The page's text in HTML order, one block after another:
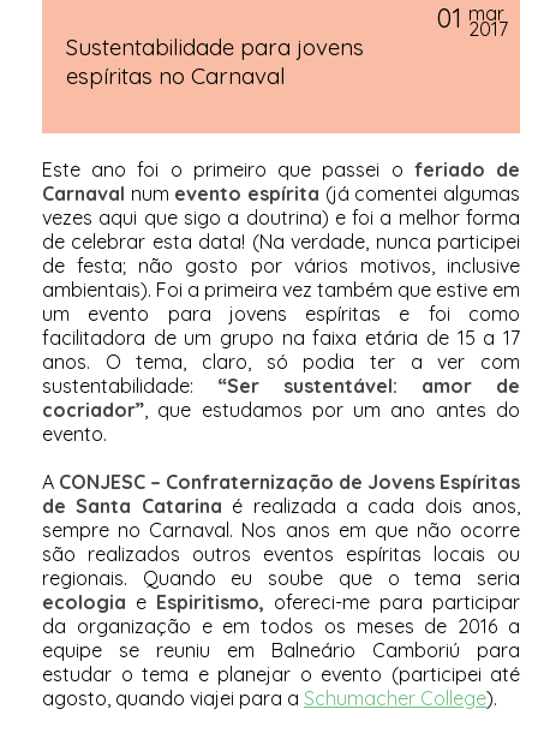
Sustentabilidade para jovens
espíritas no Carnaval
01 mar
2017
Este ano foi o primeiro que passei o feriado de
Carnaval num evento espírita (já comentei algumas
vezes aqui que sigo a doutrina) e foi a melhor forma
de celebrar esta data! (Na verdade, nunca participei
de festa; não gosto por vários motivos, inclusive
ambientais). Foi a primeira vez também que estive em
um evento para jovens espíritas e foi como
facilitadora de um grupo na faixa etária de 15 a 17
anos. O tema, claro, só podia ter a ver com
sustentabilidade: “Ser sustentável: amor de
cocriador”, que estudamos por um ano antes do
evento.
A CONJESC – Confraternização de Jovens Espíritas
de Santa Catarina é realizada a cada dois anos,
sempre no Carnaval. Nos anos em que não ocorre
são realizados outros eventos espíritas locais ou
regionais. Quando eu soube que o tema seria
ecologia e Espiritismo, ofereci-me para participar
da organização e em todos os meses de 2016 a
equipe se reuniu em Balneário Camboriú para
estudar o tema e planejar o evento (participei até
agosto, quando viajei para a Schumacher College).